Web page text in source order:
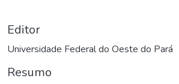
Editor
Universidade Federal do Oeste do Pará
Resumo